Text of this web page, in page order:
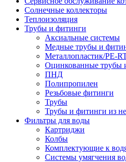
Солнечные коллекторы
Теплоизоляция
Трубы и фитинги
Аксиальные системы
Медные трубы и
Металлопластик/PE-
Оцинкованные трубы
ПНД
Полипропилен
Резьбовые фитинги
Трубы
Трубы и фитинги из
Фильтры для воды
Картриджи
Колбы
Комплектующие к
Системы умягчения